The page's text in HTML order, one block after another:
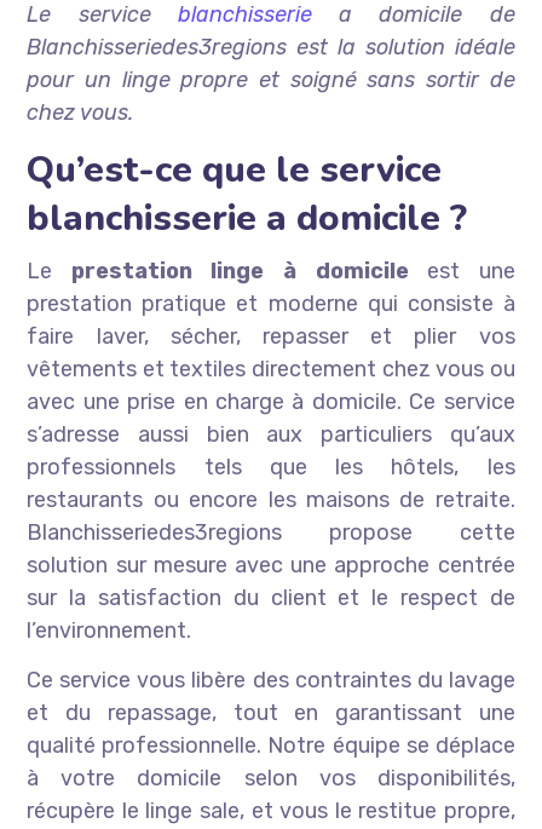
Le service blanchisseriea domicile de
Blanchisseriedes3regions est la solution idéale
pour un linge propre et soigné sans sortir de
chez vous.
Qu’est-ce que le service
blanchisserie a domicile ?
Le prestation linge à domicile est une
prestation pratique et moderne qui consiste à
faire laver, sécher, repasser et plier vos
vêtements et textiles directement chez vous ou
avec une prise en charge à domicile. Ce service
s’adresse aussi bien aux particuliers qu’aux
professionnels tels que les hôtels, les
restaurants ou encore les maisons de retraite.
Blanchisseriedes3regions propose cette
solution sur mesure avec une approche centrée
sur la satisfaction du client et le respect de
l’environnement.
Ce service vous libère des contraintes du lavage
et du repassage, tout en garantissant une
qualité professionnelle. Notre équipe se déplace
à votre domicile selon vos disponibilités,
récupère le linge sale, et vous le restitue propre,